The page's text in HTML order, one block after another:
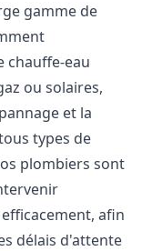
gamme de
chauffe-eau
ou solaires,
et la
types de
plombiers sont
afin
délais d'attente